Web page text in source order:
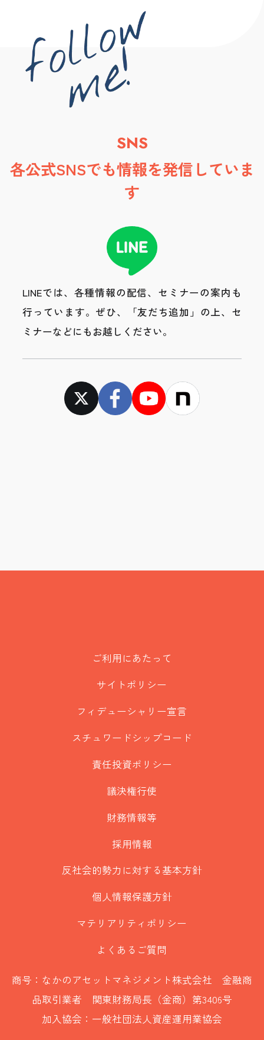
SNS
各公式SNSでも情報を発信していま
す
LINEでは、各種情報の配信、セミナーの案内も
行っています。 ぜひ、「友だち追加」の上、セ
ミナーなどにもお越しください。
ご利用にあたって
サイトポリシー
フィデューシャリー宣言
スチュワードシップコード
責任投資ポリシー
議決権行使
財務情報等
採用情報
反社会的勢力に対する基本方針
個人情報保護方針
マテリアリティポリシー
よくあるご質問
商号：なかのアセットマネジメント株式会社 金融商
品取引業者 関東財務局長（金商）第3406号
加入協会：一般社団法人資産運用業協会